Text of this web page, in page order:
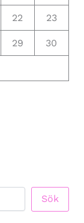
22 23
29 30
Sök